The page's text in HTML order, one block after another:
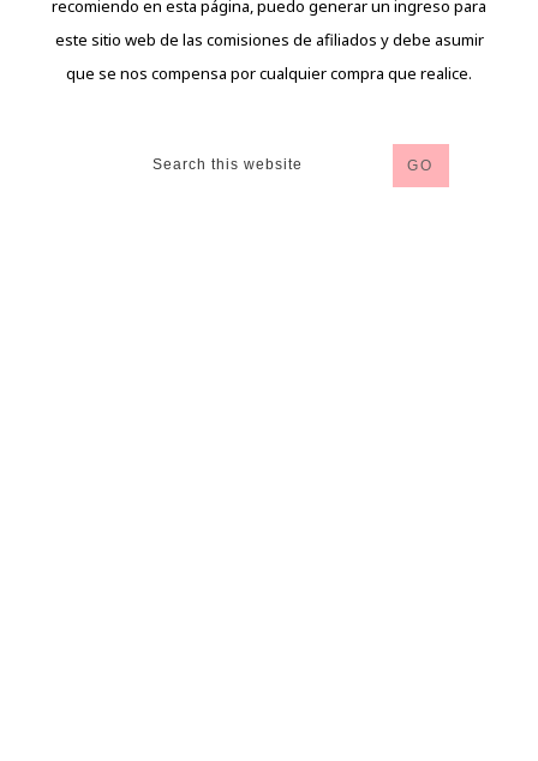
recomiendo en esta página, puedo generar un ingreso para
este sitio web de las comisiones de afiliados y debe asumir
que se nos compensa por cualquier compra que realice.